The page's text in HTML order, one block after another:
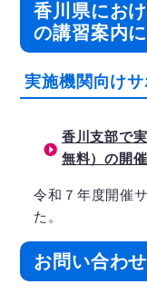
香川県にお
の講習案内
実施機関向け
香川支部で
無料）の開
令和７年度開催
た。
お問い合わ